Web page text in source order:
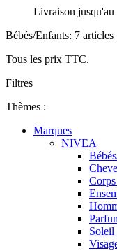
Livraison jusqu'au
Bébés/Enfants: 7 articles
Tous les prix TTC.
Filtres
Thèmes :
Marques
NIVEA
Soleil